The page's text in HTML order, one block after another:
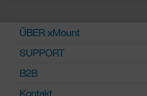
ÜBER xMount
SUPPORT
B2B
Kontakt